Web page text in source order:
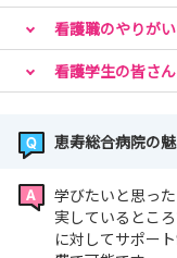
看護職のやりが
看護学生の皆さ
恵寿総合病院の
学びたいと思っ
実しているとこ
に対してサポー